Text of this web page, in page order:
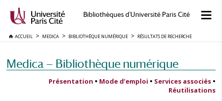
Bibliothèques d'Université Paris Cité
ACCUEIL MEDICA BIBLIOTHÈQUE NUMÉRIQUE RÉSULTATS DE RECHERCHE
Medica — Bibliothèque numérique
Présentation • Mode d’emploi • Services associés •
Réutilisations